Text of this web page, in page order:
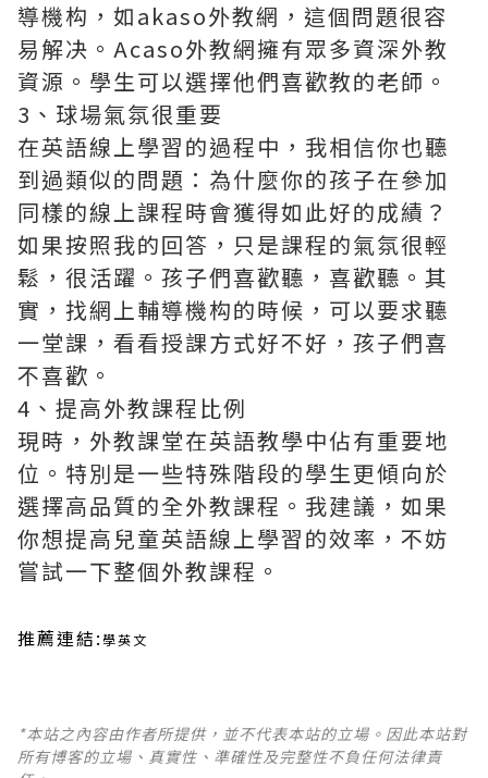
導機构，如akaso外教網，這個問題很容
易解决。Acaso外教網擁有眾多資深外教
資源。學生可以選擇他們喜歡教的老師。
3、球場氣氛很重要
在英語線上學習的過程中，我相信你也聽
到過類似的問題：為什麼你的孩子在參加
同樣的線上課程時會獲得如此好的成績？
如果按照我的回答，只是課程的氣氛很輕
鬆，很活躍。孩子們喜歡聽，喜歡聽。其
實，找網上輔導機构的時候，可以要求聽
一堂課，看看授課方式好不好，孩子們喜
不喜歡。
4、提高外教課程比例
現時，外教課堂在英語教學中佔有重要地
位。特別是一些特殊階段的學生更傾向於
選擇高品質的全外教課程。我建議，如果
你想提高兒童英語線上學習的效率，不妨
嘗試一下整個外教課程。
推薦連結: 學英文
*本站之內容由作者所提供，並不代表本站的立場。因此本站對
所有博客的立場、真實性、準確性及完整性不負任何法律責